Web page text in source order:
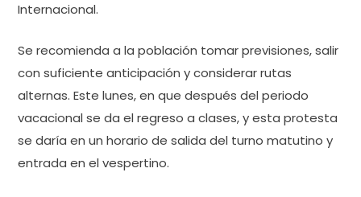
Internacional.
Se recomienda a la población tomar previsiones, salir
con suficiente anticipación y considerar rutas
alternas. Este lunes, en que después del periodo
vacacional se da el regreso a clases, y esta protesta
se daría en un horario de salida del turno matutino y
entrada en el vespertino.